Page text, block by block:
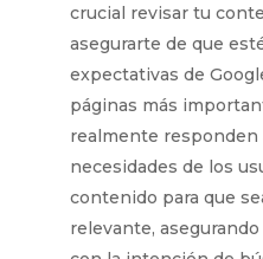
crucial revisar tu
asegurarte de que
expectativas de
páginas más
realmente responden
necesidades de los
contenido para que
relevante,